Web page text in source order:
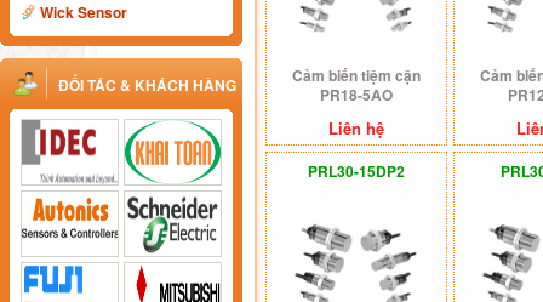
Wick Sensor
ĐỐI TÁC & KHÁCH HÀNG
Cảm biến tiệm cận
PR18-5AO
Liên hệ
Cảm
PRL30-15DP2